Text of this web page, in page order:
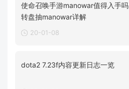
使命召唤手游manowar值得入手吗
转盘抽manowar详解
20-01-08
dota2 7.23f内容更新日志一览